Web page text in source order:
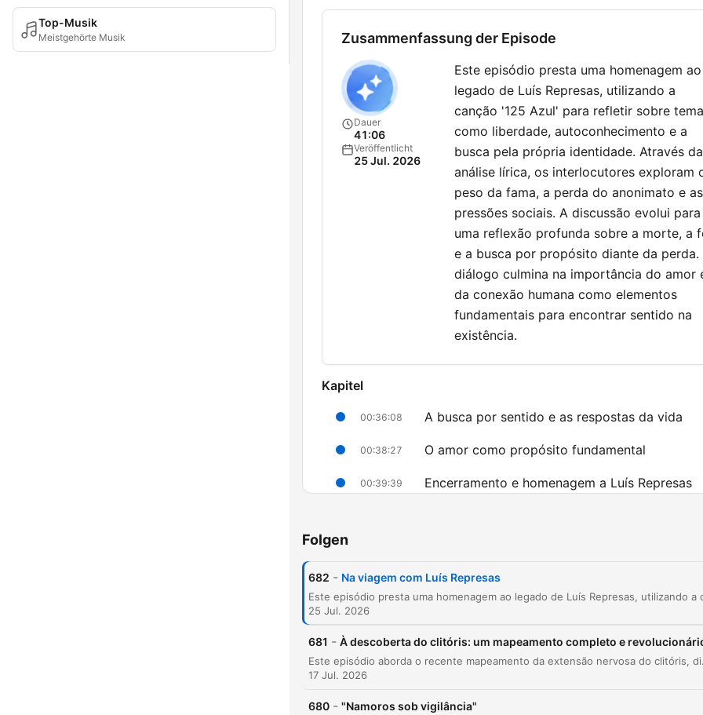
Top-Musik
Meistgehörte Musik Zusammenfassung der Episode
Dauer
41:06
Veröffentlicht
25 Jul. 2026
Este episódio presta uma homenagem ao
legado de Luís Represas, utilizando a
canção '125 Azul' para refletir sobre
como liberdade, autoconhecimento e a
busca pela própria identidade. Através da
análise lírica, os interlocutores exploram
peso da fama, a perda do anonimato e as
pressões sociais. A discussão evolui para
uma reflexão profunda sobre a morte, a
e a busca por propósito diante da perda.
diálogo culmina na importância do amor
da conexão humana como elementos
fundamentais para encontrar sentido na
existência.
Kapitel
00:36:08 A busca por sentido e as respostas da vida
00:38:27 O amor como propósito fundamental
00:39:39 Encerramento e homenagem a Luís Represas
Highlights
Uma voz e uma presença para sempre ligadas à
da música em Portugal, com o Estrovante e depois
00:00:31 · O locutor presta uma homenagem ao legado
de Luís Represas.
Talvez um dia me encontre. Aqui é transparente, não
Folgen
682 - Na viagem com Luís Represas
25 Jul. 2026
681 - À descoberta do clitóris: um mapeamento completo e
Este episódio aborda o recente mapeamento da extensão nervosa do
17 Jul. 2026
680 - "Namoros sob vigilância"